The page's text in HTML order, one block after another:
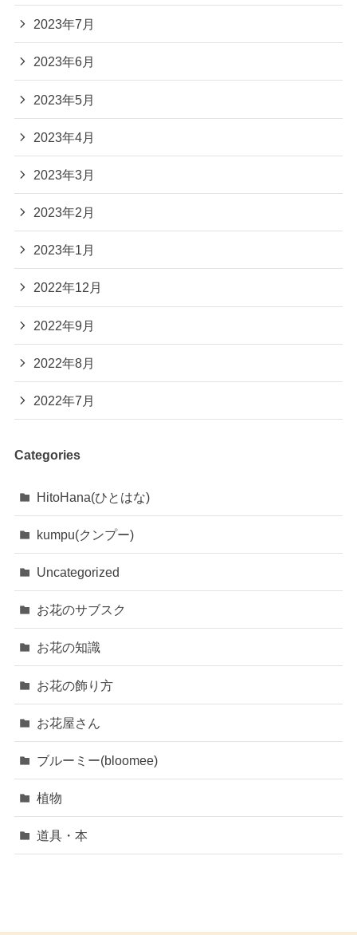
2023年7月
2023年6月
2023年5月
2023年4月
2023年3月
2023年2月
2023年1月
2022年12月
2022年9月
2022年8月
2022年7月
Categories
HitoHana(ひとはな)
kumpu(クンプー)
Uncategorized
お花のサブスク
お花の知識
お花の飾り方
お花屋さん
ブルーミー(bloomee)
植物
道具・本